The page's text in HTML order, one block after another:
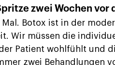
zwei Wochen vor
Botox ist in der
Wir müssen die
Patient wohlfühlt und
zwei Behandlungen